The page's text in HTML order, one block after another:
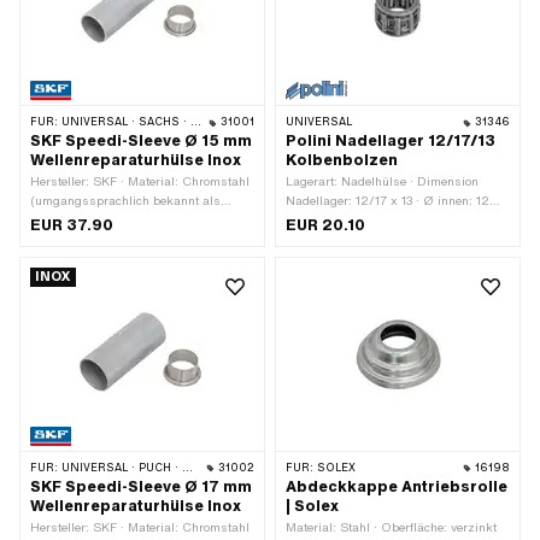
FÜR: UNIVERSAL · SACHS · PONY / CILO (BETA 521 & 512) · PIAGGIO 31001
SKF Speedi-Sleeve Ø 15 mm
Wellenreparaturhülse Inox
Hersteller: SKF · Material: Chromstahl
(umgangssprachlich bekannt als
Nirosta) · Anzahl Bestandteile: 2 Stk.
EUR 37.90
UNIVERSAL 31346
Polini Nadellager 12/17/13
Kolbenbolzen
Lagerart: Nadelhülse · Dimension
Nadellager: 12/17 x 13 · Ø innen: 12
mm · Ø aussen: 17 mm · Hersteller:
EUR 20.10
INOX
FÜR: UNIVERSAL · PUCH · SACHS · PONY / CILO (BETA 521 & 512) · TOMOS 31002
SKF Speedi-Sleeve Ø 17 mm
Wellenreparaturhülse Inox
Hersteller: SKF · Material: Chromstahl
FÜR: SOLEX 16198
Abdeckkappe Antriebsrolle
| Solex
Material: Stahl · Oberfläche: verzinkt